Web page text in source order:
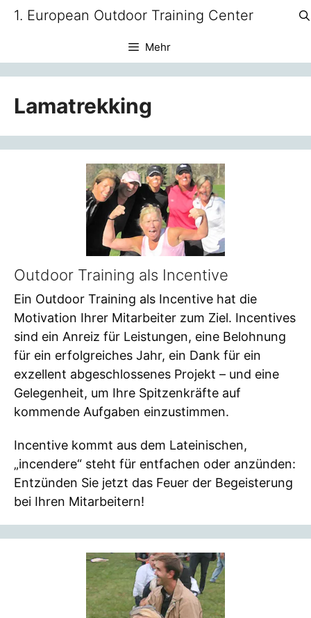
Zum1. European Outdoor Training Center
Mehr
Lamatrekking
Outdoor Training als Incentive
Ein Outdoor Training als Incentive hat die
Motivation Ihrer Mitarbeiter zum Ziel. Incentives
sind ein Anreiz für Leistungen, eine Belohnung
für ein erfolgreiches Jahr, ein Dank für ein
exzellent abgeschlossenes Projekt – und eine
Gelegenheit, um Ihre Spitzenkräfte auf
kommende Aufgaben einzustimmen.
Incentive kommt aus dem Lateinischen,
„incendere“ steht für entfachen oder anzünden:
Entzünden Sie jetzt das Feuer der Begeisterung
bei Ihren Mitarbeitern!